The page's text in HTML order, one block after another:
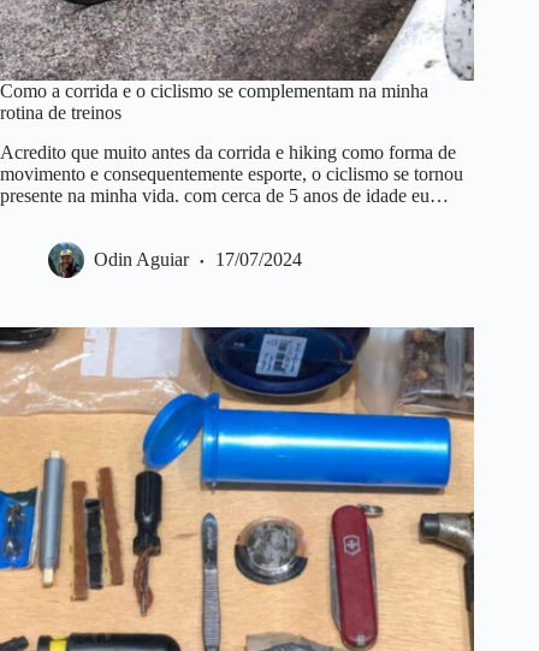
Como a corrida e o ciclismo se complementam na minha
rotina de treinos
Acredito que muito antes da corrida e hiking como forma de
movimento e consequentemente esporte, o ciclismo se tornou
presente na minha vida. com cerca de 5 anos de idade eu…
Odin Aguiar 17/07/2024